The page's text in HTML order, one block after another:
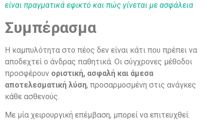
είναι πραγματικά εφικτό και πώς γίνεται με ασφάλεια
Συμπέρασμα
Η καμπυλότητα στο πέος δεν είναι κάτι που πρέπει να
αποδεχτεί ο άνδρας παθητικά. Οι σύγχρονες μέθοδοι
προσφέρουν οριστική, ασφαλή και άμεσα
αποτελεσματική λύση, προσαρμοσμένη στις ανάγκες
κάθε ασθενούς.
Με μία χειρουργική επέμβαση, μπορεί να επιτευχθεί: